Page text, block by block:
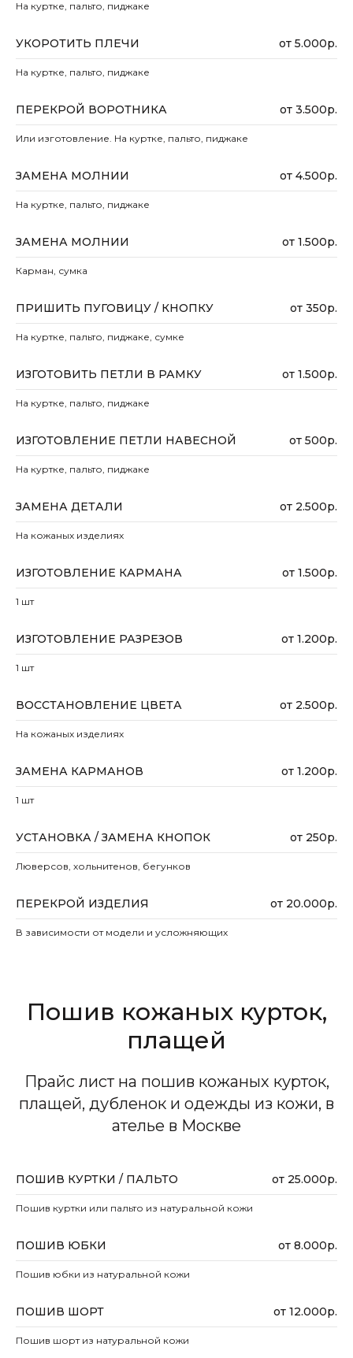
На куртке, пальто, пиджаке
УКОРОТИТЬ ПЛЕЧИ от 5.000р.
На куртке, пальто, пиджаке
ПЕРЕКРОЙ ВОРОТНИКА от 3.500р.
Или изготовление. На куртке, пальто, пиджаке
ЗАМЕНА МОЛНИИ от 4.500р.
На куртке, пальто, пиджаке
ЗАМЕНА МОЛНИИ от 1.500р.
Карман, сумка
ПРИШИТЬ ПУГОВИЦУ / КНОПКУ от 350р.
На куртке, пальто, пиджаке, сумке
ИЗГОТОВИТЬ ПЕТЛИ В РАМКУ от 1.500р.
На куртке, пальто, пиджаке
ИЗГОТОВЛЕНИЕ ПЕТЛИ НАВЕСНОЙ от 500р.
На куртке, пальто, пиджаке
ЗАМЕНА ДЕТАЛИ от 2.500р.
На кожаных изделиях
ИЗГОТОВЛЕНИЕ КАРМАНА от 1.500р.
1 шт
ИЗГОТОВЛЕНИЕ РАЗРЕЗОВ от 1.200р.
1 шт
ВОССТАНОВЛЕНИЕ ЦВЕТА от 2.500р.
На кожаных изделиях
ЗАМЕНА КАРМАНОВ от 1.200р.
1 шт
УСТАНОВКА / ЗАМЕНА КНОПОК от 250р.
Люверсов, хольнитенов, бегунков
ПЕРЕКРОЙ ИЗДЕЛИЯ от 20.000р.
В зависимости от модели и усложняющих
Пошив кожаных курток,
плащей
Прайс лист на пошив кожаных курток,
плащей, дубленок и одежды из кожи, в
ателье в Москве
ПОШИВ КУРТКИ / ПАЛЬТО от 25.000р.
Пошив куртки или пальто из натуральной кожи
ПОШИВ ЮБКИ от 8.000р.
Пошив юбки из натуральной кожи
ПОШИВ ШОРТ от 12.000р.
Пошив шорт из натуральной кожи
Покупателям
Возврат / обмен
Опт
Каталог
Новости
Пуховики
Пальто
Контакты
2017-2026 OVEN BRAND
Политика
конфиденциальности
Пошив шубы 12 мерок